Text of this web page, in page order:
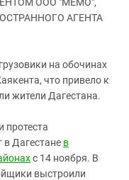
АГЕНТА
на обочинах
что привело к
жители Дагестана.
протеста
в Дагестане в
с 14 ноября. В
выстроили